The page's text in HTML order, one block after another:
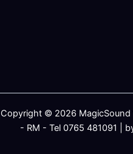
Copyright © 2026 MagicSound
- RM - Tel 0765 481091 |